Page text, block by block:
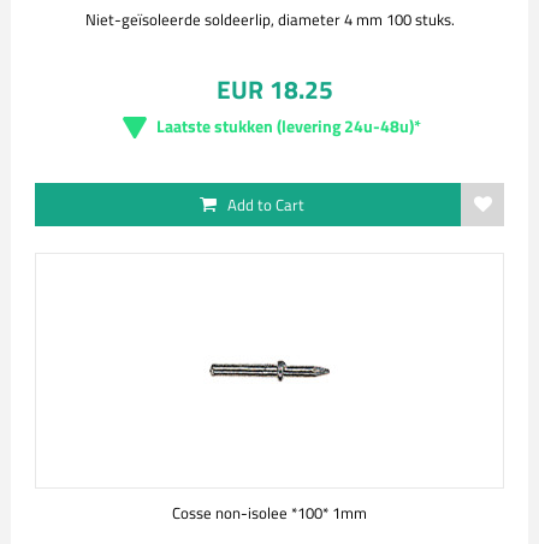
Niet-geïsoleerde soldeerlip, diameter 4 mm 100 stuks.
EUR 18.25
Laatste stukken (levering 24u-48u)*
Add to Cart
Cosse non-isolee *100* 1mm